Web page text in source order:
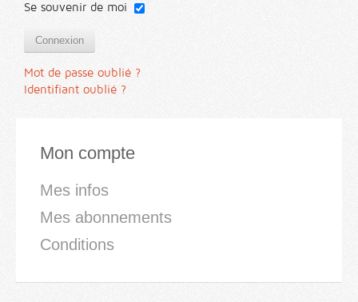
Se souvenir de moi
Connexion
Mot de passe oublié ?
Identifiant oublié ?
Mon compte
Mes infos
Mes abonnements
Conditions